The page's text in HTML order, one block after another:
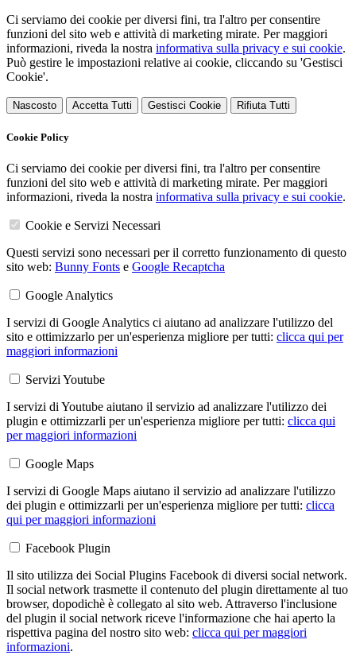
Ci serviamo dei cookie per diversi fini, tra l'altro per consentire
funzioni del sito web e attività di marketing mirate. Per maggiori
informazioni, riveda la nostra informativa sulla privacy e sui cookie.
Può gestire le impostazioni relative ai cookie, cliccando su 'Gestisci
Cookie'.
Nascosto Accetta Tutti Gestisci Cookie Rifiuta Tutti
Cookie Policy
Ci serviamo dei cookie per diversi fini, tra l'altro per consentire
funzioni del sito web e attività di marketing mirate. Per maggiori
informazioni, riveda la nostra informativa sulla privacy e sui cookie.
Cookie e Servizi Necessari
Questi servizi sono necessari per il corretto funzionamento di questo
sito web: Bunny Fonts e Google Recaptcha
Google Analytics
I servizi di Google Analytics ci aiutano ad analizzare l'utilizzo del
sito e ottimizzarlo per un'esperienza migliore per tutti: clicca qui per
maggiori informazioni
Servizi Youtube
I servizi di Youtube aiutano il servizio ad analizzare l'utilizzo dei
plugin e ottimizzarli per un'esperienza migliore per tutti: clicca qui
per maggiori informazioni
Google Maps
I servizi di Google Maps aiutano il servizio ad analizzare l'utilizzo
dei plugin e ottimizzarli per un'esperienza migliore per tutti: clicca
qui per maggiori informazioni
Facebook Plugin
Il sito utilizza dei Social Plugins Facebook di diversi social network.
Il social network trasmette il contenuto del plugin direttamente al tuo
browser, dopodichè è collegato al sito web. Attraverso l'inclusione
del plugin il social network riceve l'informazione che hai aperto la
rispettiva pagina del nostro sito web: clicca qui per maggiori
informazioni.